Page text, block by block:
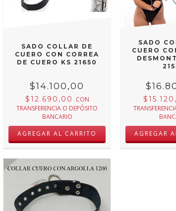
SADO COLLAR DE
CUERO CON CORREA
DE CUERO KS 21650
$14.100,00
$12.690,00 CON
TRANSFERENCIA O DEPÓSITO
BANCARIO
SADO
CUERO